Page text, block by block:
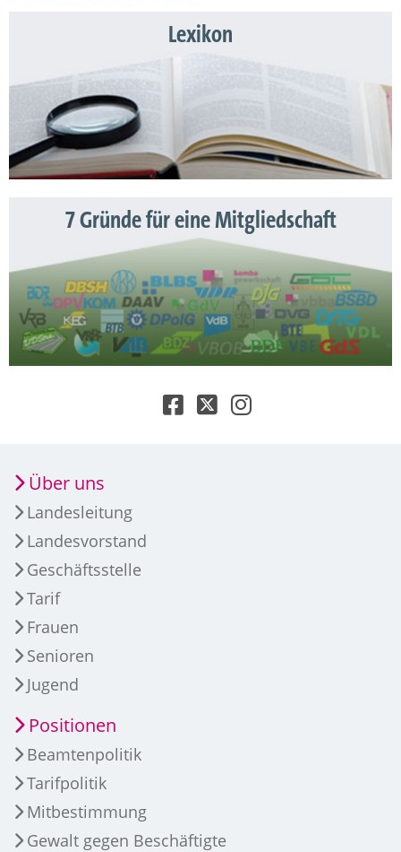
Lexikon
7 Gründe für eine Mitgliedschaft
Über uns
Landesleitung
Landesvorstand
Geschäftsstelle
Tarif
Frauen
Senioren
Jugend
Positionen
Beamtenpolitik
Tarifpolitik
Mitbestimmung
Gewalt gegen Beschäftigte